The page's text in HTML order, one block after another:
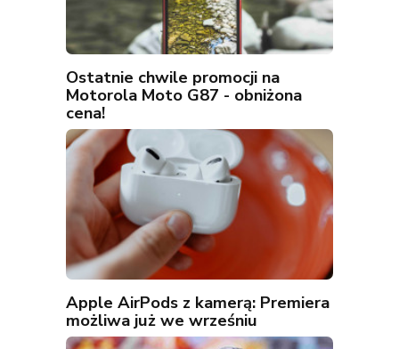
Ostatnie chwile promocji na
Motorola Moto G87 - obniżona
cena!
Apple AirPods z kamerą: Premiera
możliwa już we wrześniu